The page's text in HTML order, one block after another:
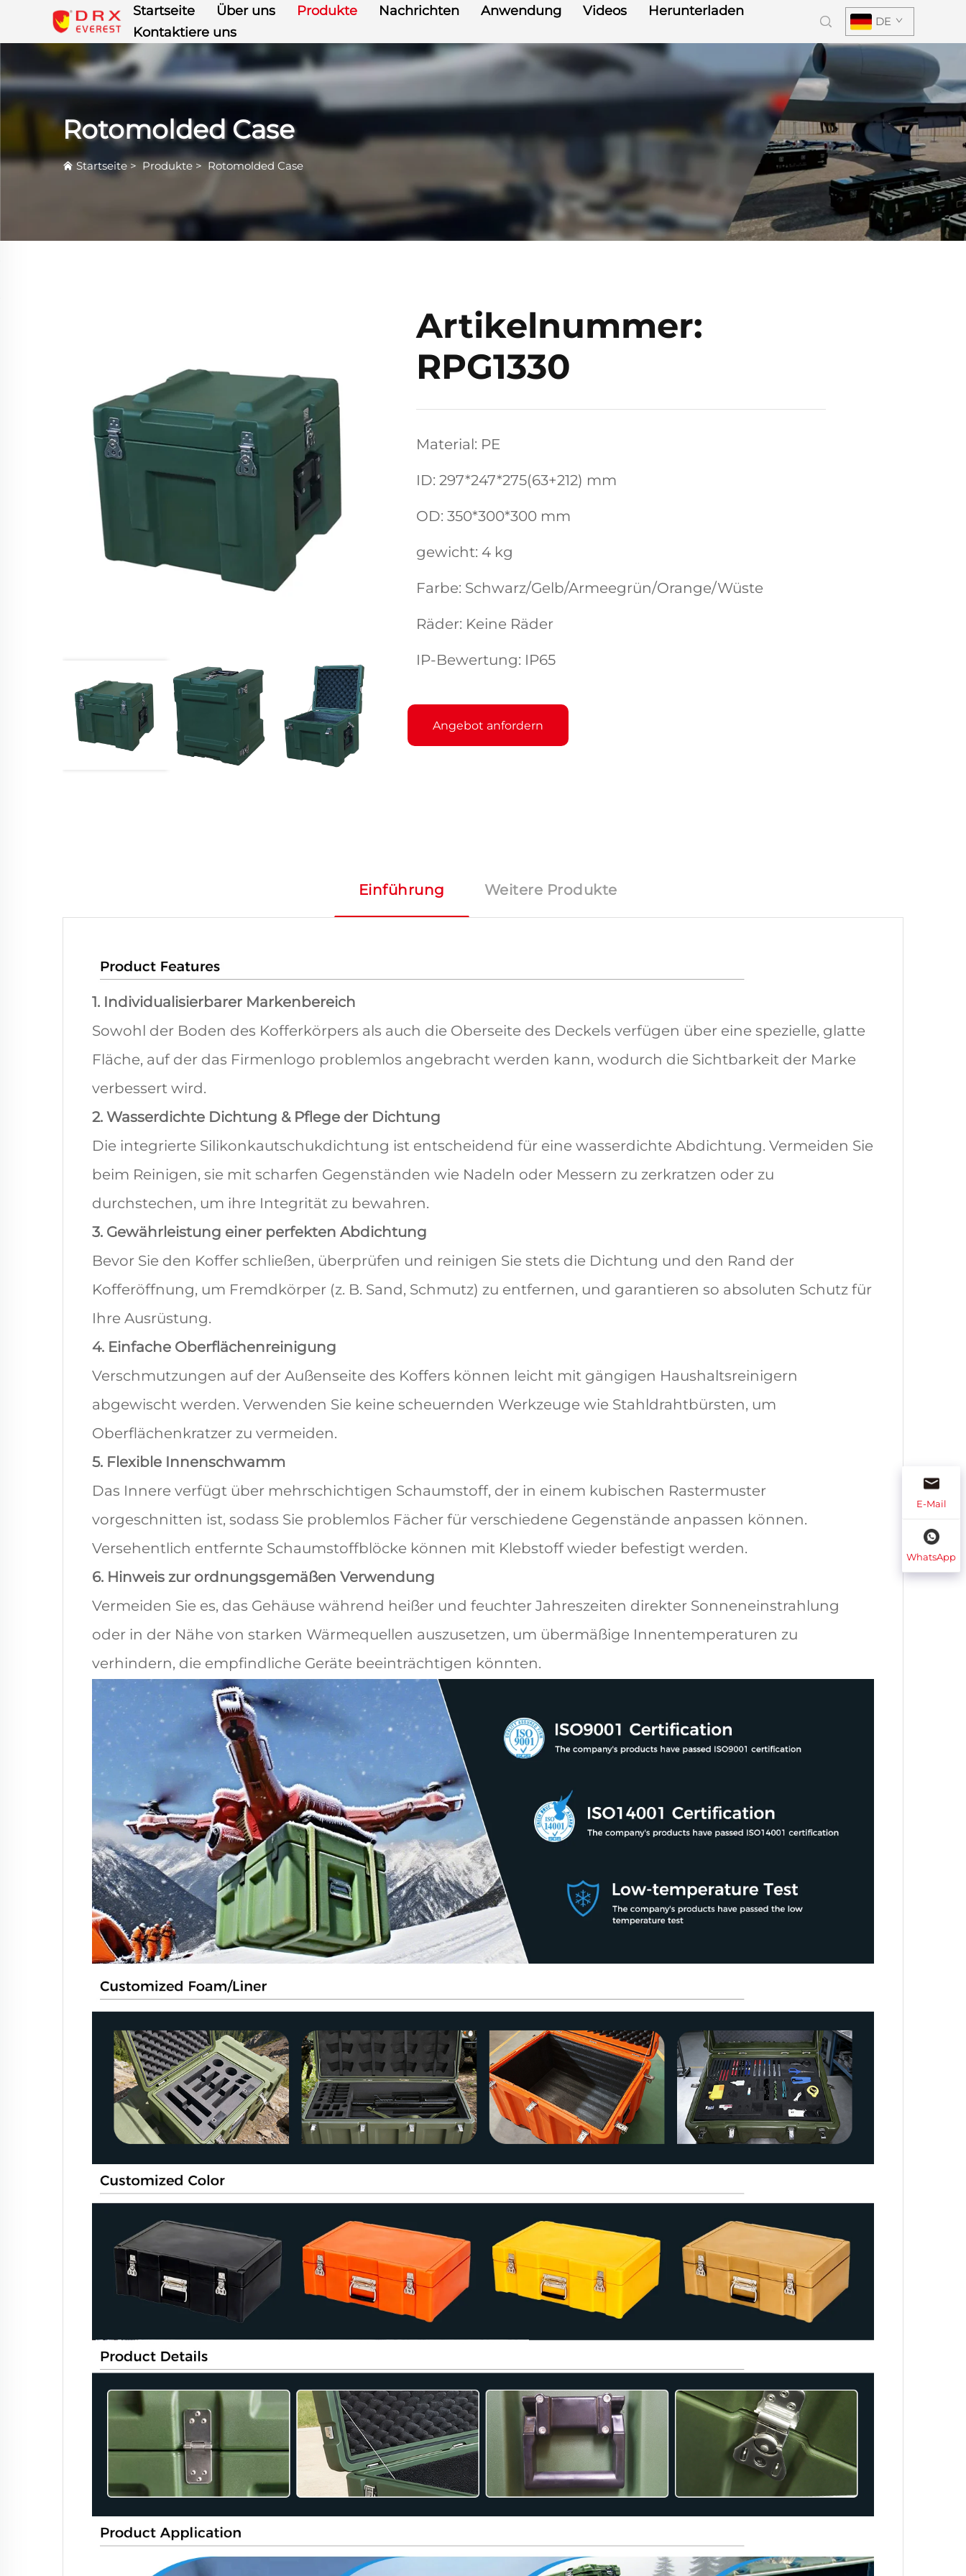
Startseite Über uns Produkte Nachrichten Anwendung Videos
Herunterladen
Kontaktiere uns
DE
Rotomolded Case
Startseite>Produkte >Rotomolded Case
Artikelnummer:
RPG1330
Material: PE
ID: 297*247*275(63+212) mm
OD: 350*300*300 mm
gewicht: 4 kg
Farbe: Schwarz/Gelb/Armeegrün/Orange/Wüste
Räder: Keine Räder
IP-Bewertung: IP65
Angebot anfordern
Einführung Weitere Produkte
1. Individualisierbarer Markenbereich
Sowohl der Boden des Kofferkörpers als auch die Oberseite des Deckels verfügen über eine spezielle, glatte
Fläche, auf der das Firmenlogo problemlos angebracht werden kann, wodurch die Sichtbarkeit der Marke
verbessert wird.
2. Wasserdichte Dichtung & Pflege der Dichtung
Die integrierte Silikonkautschukdichtung ist entscheidend für eine wasserdichte Abdichtung. Vermeiden Sie
beim Reinigen, sie mit scharfen Gegenständen wie Nadeln oder Messern zu zerkratzen oder zu
durchstechen, um ihre Integrität zu bewahren.
3. Gewährleistung einer perfekten Abdichtung
Bevor Sie den Koffer schließen, überprüfen und reinigen Sie stets die Dichtung und den Rand der
Kofferöffnung, um Fremdkörper (z. B. Sand, Schmutz) zu entfernen, und garantieren so absoluten Schutz für
Ihre Ausrüstung.
4. Einfache Oberflächenreinigung
Verschmutzungen auf der Außenseite des Koffers können leicht mit gängigen Haushaltsreinigern
abgewischt werden. Verwenden Sie keine scheuernden Werkzeuge wie Stahldrahtbürsten, um
Oberflächenkratzer zu vermeiden.
5. Flexible Innenschwamm
Das Innere verfügt über mehrschichtigen Schaumstoff, der in einem kubischen Rastermuster
vorgeschnitten ist, sodass Sie problemlos Fächer für verschiedene Gegenstände anpassen können.
Versehentlich entfernte Schaumstoffblöcke können mit Klebstoff wieder befestigt werden.
6. Hinweis zur ordnungsgemäßen Verwendung
Vermeiden Sie es, das Gehäuse während heißer und feuchter Jahreszeiten direkter Sonneneinstrahlung
oder in der Nähe von starken Wärmequellen auszusetzen, um übermäßige Innentemperaturen zu
verhindern, die empfindliche Geräte beeinträchtigen könnten.
E-Mail
WhatsApp